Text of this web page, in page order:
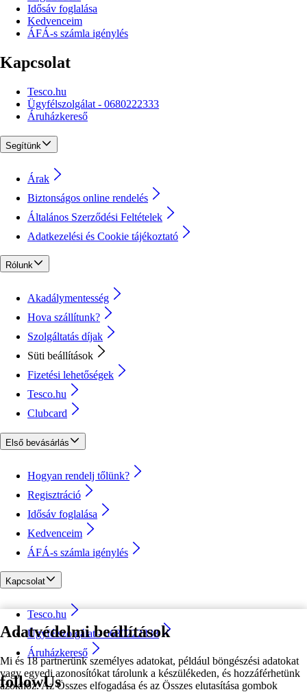
Adatvédelmi beállítások
Mi és 18 partnerünk személyes adatokat, például böngészési adatokat
vagy egyedi azonosítókat tárolunk a készülékeden, és hozzáférhetünk
azokhoz. Az Összes elfogadása és az Összes elutasítása gombok
Idősáv foglalása
Kedvenceim
ÁFÁ-s számla igénylés
Kapcsolat
Tesco.hu
Ügyfélszolgálat - 0680222333
Áruházkereső
Segítünk
Árak
Biztonságos online rendelés
Általános Szerződési Feltételek
Adatkezelési és Cookie tájékoztató
Rólunk
Akadálymentesség
Hova szállítunk?
Szolgáltatás díjak
Süti beállítások
Fizetési lehetőségek
Tesco.hu
Clubcard
Első bevásárlás
Hogyan rendelj tőlünk?
Regisztráció
Idősáv foglalása
Kedvenceim
ÁFÁ-s számla igénylés
Kapcsolat
Tesco.hu
Ügyfélszolgálat - 0680222333
Áruházkereső
followUs